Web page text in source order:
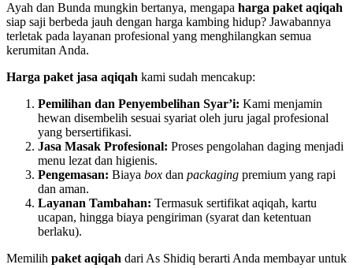
Ayah dan Bunda mungkin bertanya, mengapa harga paket aqiqah
siap saji berbeda jauh dengan harga kambing hidup? Jawabannya
terletak pada layanan profesional yang menghilangkan semua
kerumitan Anda.
Harga paket jasa aqiqah kami sudah mencakup:
Pemilihan dan Penyembelihan Syar’i: Kami menjamin
hewan disembelih sesuai syariat oleh juru jagal profesional
yang bersertifikasi.
Jasa Masak Profesional: Proses pengolahan daging menjadi
menu lezat dan higienis.
Pengemasan: Biaya box dan packaging premium yang rapi
dan aman.
Layanan Tambahan: Termasuk sertifikat aqiqah, kartu
ucapan, hingga biaya pengiriman (syarat dan ketentuan
berlaku).
Memilih paket aqiqah dari As Shidiq berarti Anda membayar untuk